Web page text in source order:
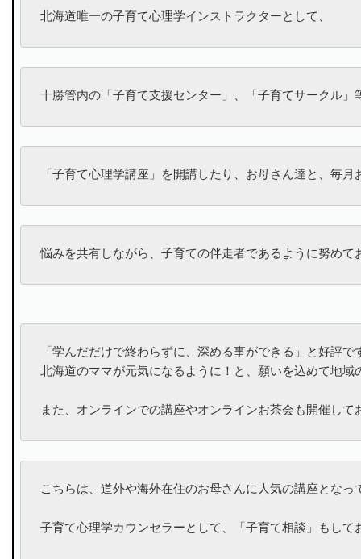
北海道唯一の子育て心理学インストラクターとして、
十勝管内の「子育て支援センター」、「子育てサークル
「子育て心理学講座」を開講したり、お母さん達と、毎月
悩みを共有しながら、子育ての伴走者であるように努めて
「学んだだけで終わらずに、深める事ができる」と好評で
北海道のママが元気になるように！と、願いを込めて地域
また、オンラインでの講座やオンラインお茶会も開催して
こちらは、道外や海外在住のお母さんに人気の講座となっ
子育て心理学カウンセラーとして、「子育て相談」もして